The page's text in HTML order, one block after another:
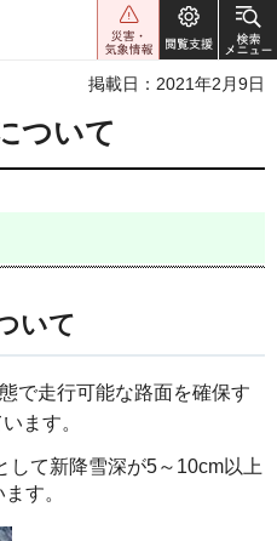
掲載日：2021年2月9日
ついて
いて
で走行可能な路面を確保す
ます。
して新降雪深が5～10cm以上
す。